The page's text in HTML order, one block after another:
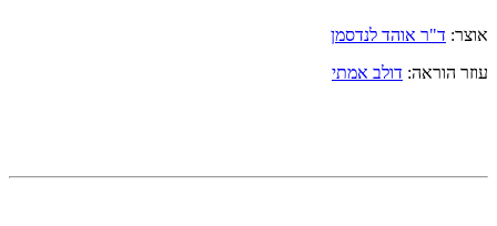
אוצר: ד"ר אוהד לנדסמן
עוזר הוראה: דולב אמתי